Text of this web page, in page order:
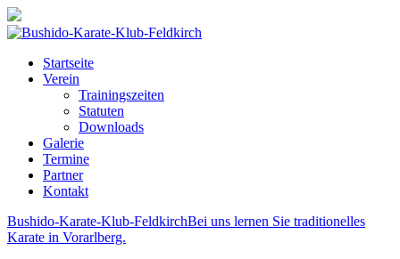
Startseite
Verein
Trainingszeiten
Statuten
Downloads
Galerie
Termine
Partner
Kontakt
Bushido-Karate-Klub-FeldkirchBei uns lernen Sie traditionelles
Karate in Vorarlberg.